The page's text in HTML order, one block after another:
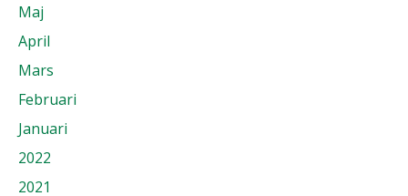
Maj
April
Mars
Februari
Januari
2022
2021